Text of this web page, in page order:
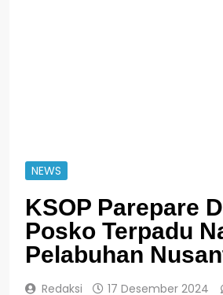
NEWS
KSOP Parepare
Posko Terpadu
Pelabuhan
Redaksi 17 Desember 2024